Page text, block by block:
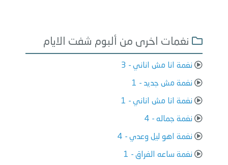
نغمات اخرى من ألبوم شفت الايام
نغمة انا مش اناني - 3
نغمة مش جديد - 1
نغمة انا مش اناني - 1
نغمة جماله - 4
نغمة اهو ليل وعدي - 4
نغمة ساعه الفراق - 1